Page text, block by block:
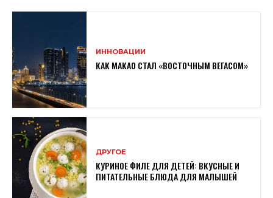
ИННОВАЦИИ
КАК МАКАО СТАЛ «ВОСТОЧНЫМ ВЕГАСОМ»
ДРУГОЕ
КУРИНОЕ ФИЛЕ ДЛЯ ДЕТЕЙ: ВКУСНЫЕ И
ПИТАТЕЛЬНЫЕ БЛЮДА ДЛЯ МАЛЫШЕЙ